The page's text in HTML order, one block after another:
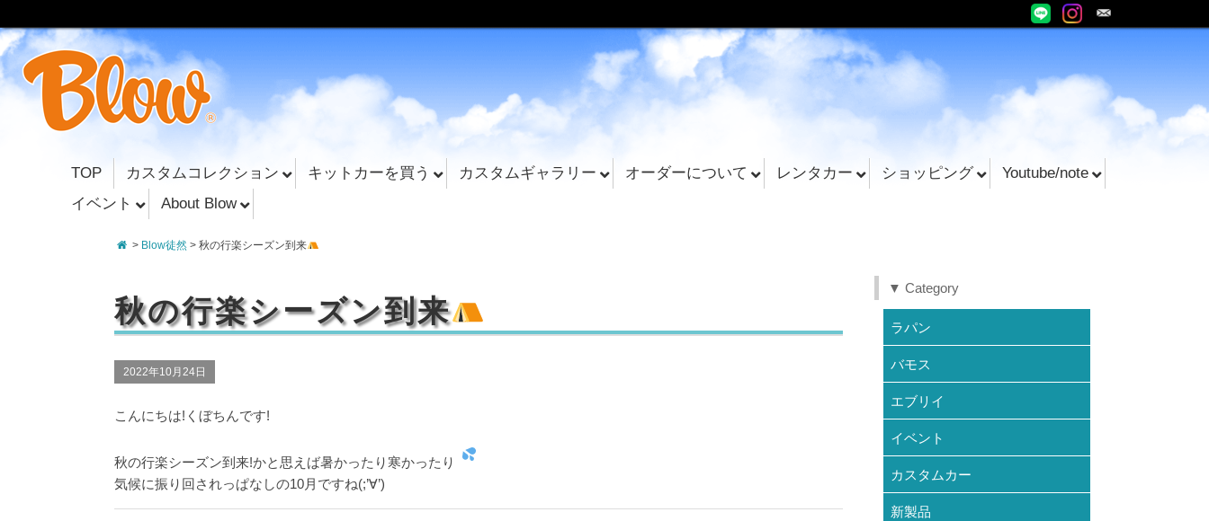
TOP カスタムコレクション キットカーを買う カスタムギャラリー オーダーについて レンタカー ショッピング
Youtube/note
イベント
About Blow
> Blow徒然> 秋の行楽シーズン到来
秋の行楽シーズン到来
2022年10月24日
こんにちは!くぼちんです!
秋の行楽シーズン到来!かと思えば暑かったり寒かったり
気候に振り回されっぱなしの10月ですね(;’∀’)
▼ Category
ラパン
バモス
エブリイ
イベント
カスタムカー
新製品